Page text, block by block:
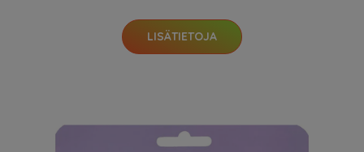
LISÄTIETOJA